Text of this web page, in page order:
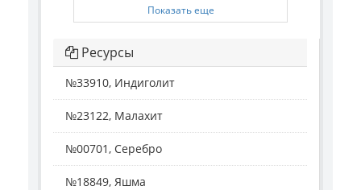
Показать еще
Ресурсы
№33910, Индиголит
№23122, Малахит
№00701, Серебро
№18849, Яшма